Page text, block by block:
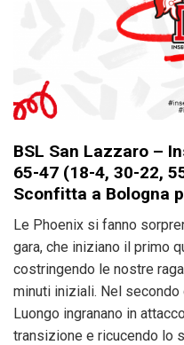
BSL San Lazzaro –
65-47 (18-4, 30-22,
Sconfitta a Bologna
Le Phoenix si fanno
gara, che iniziano il primo
costringendo le nostre
minuti iniziali. Nel
Luongo ingranano in
transizione e ricucendo lo